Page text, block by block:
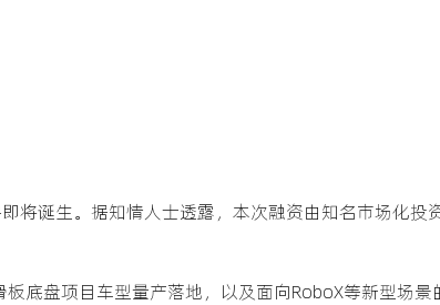
将诞生。据知情人士透露，本次融资由知名市场化投
底盘项目车型量产落地，以及面向RoboX等新型场景